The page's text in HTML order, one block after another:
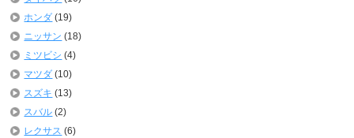
ホンダ (19)
ニッサン (18)
ミツビシ (4)
マツダ (10)
スズキ (13)
スバル (2)
レクサス (6)